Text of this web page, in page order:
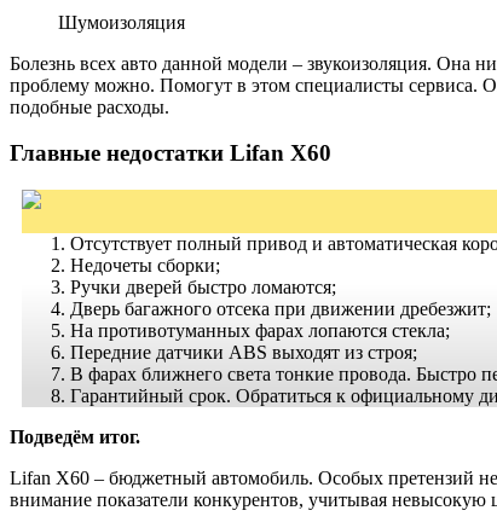
Шумоизоляция
Болезнь всех авто данной модели – звукоизоляция. Она
проблему можно. Помогут в этом специалисты сервиса.
подобные расходы.
Главные недостатки Lifan X60
Отсутствует полный привод и автоматическая
Недочеты сборки;
Ручки дверей быстро ломаются;
Дверь багажного отсека при движении дребезжит;
На противотуманных фарах лопаются стекла;
Передние датчики ABS выходят из строя;
В фарах ближнего света тонкие провода. Быстро
Гарантийный срок. Обратиться к официальному
Подведём итог.
Lifan X60 – бюджетный автомобиль. Особых претензий
внимание показатели конкурентов, учитывая невысокую